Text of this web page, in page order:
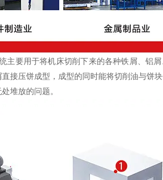
要用于将机床切削下来的各种铁屑、铝
接压饼成型，成型的同时能将切削油与饼
堆放的问题。